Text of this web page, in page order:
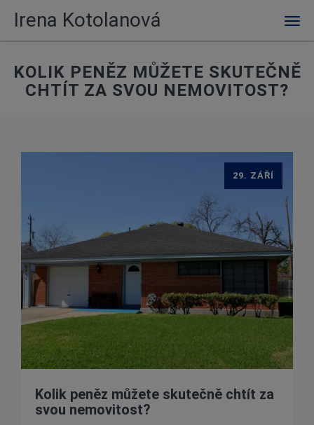
Irena Kotolanová
KOLIK PENĚZ MŮŽETE SKUTEČNĚ
CHTÍT ZA SVOU NEMOVITOST?
Kolik peněz můžete skutečně chtít za
svou nemovitost?
29. ZÁŘÍ